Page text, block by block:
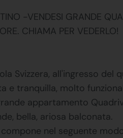
-VENDESI GRANDE
CHIAMA PER VEDERLO!
Svizzera, all'ingresso del
e tranquilla, molto
appartamento
bella, ariosa balconata.
nel seguente